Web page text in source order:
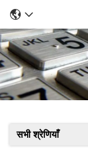
सभी श्रेणियाँ